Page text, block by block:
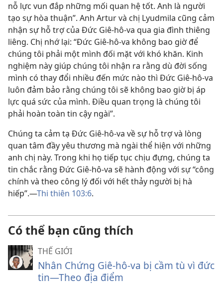
nỗ lực vun đắp những mối quan hệ tốt. Anh là người
tạo sự hòa thuận”. Anh Artur và chị Lyudmila cũng cảm
nhận sự hỗ trợ của Đức Giê-hô-va qua gia đình thiêng
liêng. Chị nhớ lại: “Đức Giê-hô-va không bao giờ để
chúng tôi phải một mình đối mặt với khó khăn. Kinh
nghiệm này giúp chúng tôi nhận ra rằng dù đời sống
mình có thay đổi nhiều đến mức nào thì Đức Giê-hô-va
luôn đảm bảo rằng chúng tôi sẽ không bao giờ bị áp
lực quá sức của mình. Điều quan trọng là chúng tôi
phải hoàn toàn tin cậy ngài”.
Chúng ta cảm tạ Đức Giê-hô-va về sự hỗ trợ và lòng
quan tâm đầy yêu thương mà ngài thể hiện với những
anh chị này. Trong khi họ tiếp tục chịu đựng, chúng ta
tin chắc rằng Đức Giê-hô-va sẽ hành động với sự “công
chính và theo công lý đối với hết thảy người bị hà
hiếp”.​—Thi thiên 103:6.
Có thể bạn cũng thích
THẾ GIỚI
Nhân Chứng Giê-hô-va bị cầm tù vì đức
tin—Theo địa điểm